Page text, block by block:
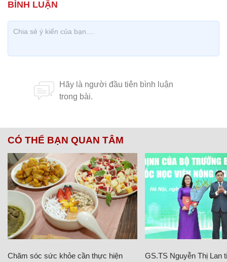
CÓ THỂ BẠN QUAN TÂM
Chăm sóc sức khỏe cần thực hiện
GS.TS Nguyễn Thị Lan